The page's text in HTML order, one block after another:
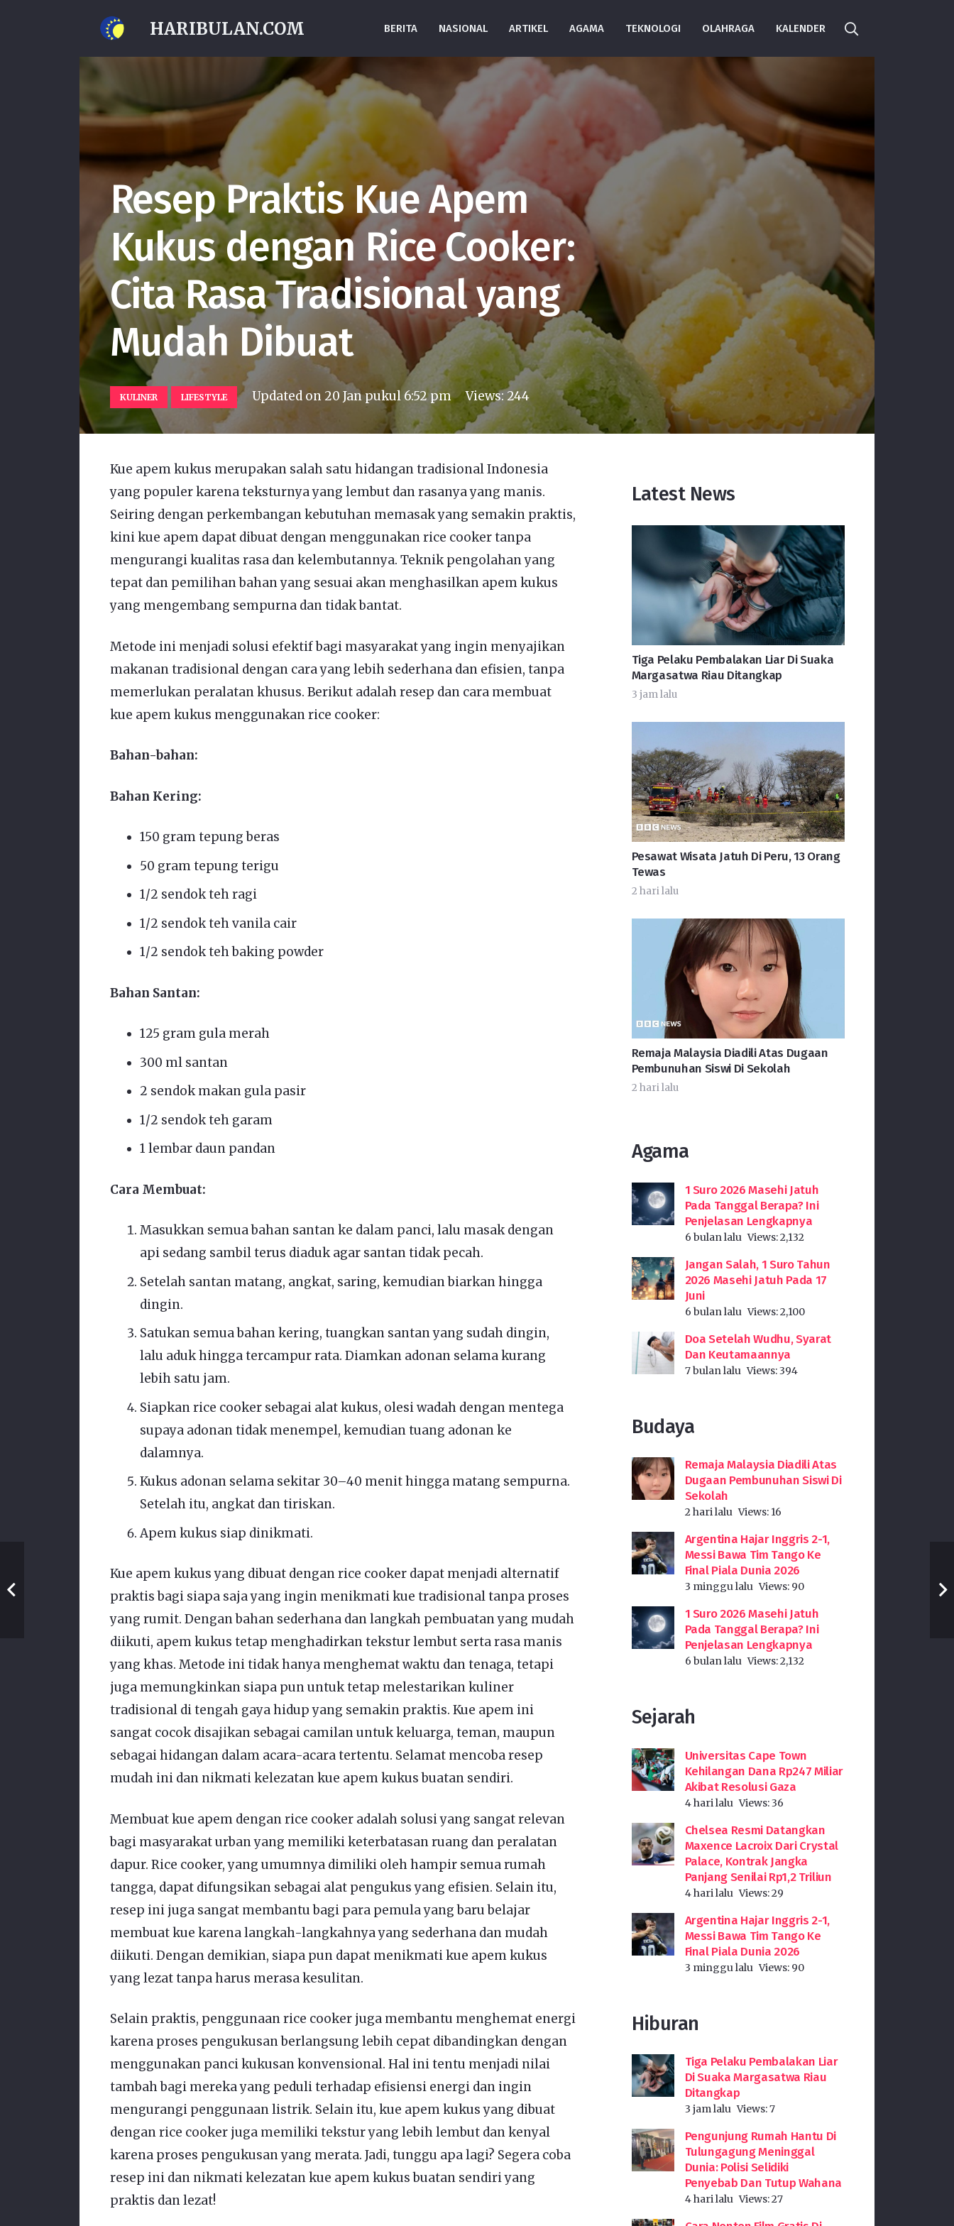
HARIBULAN.COM BERITA NASIONAL ARTIKEL AGAMA TEKNOLOGI OLAHRAGA KALENDER
Resep Praktis Kue Apem
Kukus dengan Rice Cooker:
Cita Rasa Tradisional yang
Mudah Dibuat
KULINER LIFESTYLE Updated on 20 Jan pukul 6:52 pm Views: 244
Kue apem kukus merupakan salah satu hidangan tradisional Indonesia
yang populer karena teksturnya yang lembut dan rasanya yang manis.
Seiring dengan perkembangan kebutuhan memasak yang semakin praktis,
kini kue apem dapat dibuat dengan menggunakan rice cooker tanpa
mengurangi kualitas rasa dan kelembutannya. Teknik pengolahan yang
tepat dan pemilihan bahan yang sesuai akan menghasilkan apem kukus
yang mengembang sempurna dan tidak bantat.
Metode ini menjadi solusi efektif bagi masyarakat yang ingin menyajikan
makanan tradisional dengan cara yang lebih sederhana dan efisien, tanpa
memerlukan peralatan khusus. Berikut adalah resep dan cara membuat
kue apem kukus menggunakan rice cooker:
Bahan-bahan:
Bahan Kering:
150 gram tepung beras
50 gram tepung terigu
1/2 sendok teh ragi
1/2 sendok teh vanila cair
1/2 sendok teh baking powder
Bahan Santan:
125 gram gula merah
300 ml santan
2 sendok makan gula pasir
1/2 sendok teh garam
1 lembar daun pandan
Cara Membuat:
Masukkan semua bahan santan ke dalam panci, lalu masak dengan
api sedang sambil terus diaduk agar santan tidak pecah.
Setelah santan matang, angkat, saring, kemudian biarkan hingga
dingin.
Satukan semua bahan kering, tuangkan santan yang sudah dingin,
lalu aduk hingga tercampur rata. Diamkan adonan selama kurang
lebih satu jam.
Siapkan rice cooker sebagai alat kukus, olesi wadah dengan mentega
supaya adonan tidak menempel, kemudian tuang adonan ke
dalamnya.
Kukus adonan selama sekitar 30–40 menit hingga matang sempurna.
Setelah itu, angkat dan tiriskan.
Apem kukus siap dinikmati.
Kue apem kukus yang dibuat dengan rice cooker dapat menjadi alternatif
praktis bagi siapa saja yang ingin menikmati kue tradisional tanpa proses
yang rumit. Dengan bahan sederhana dan langkah pembuatan yang mudah
diikuti, apem kukus tetap menghadirkan tekstur lembut serta rasa manis
yang khas. Metode ini tidak hanya menghemat waktu dan tenaga, tetapi
juga memungkinkan siapa pun untuk tetap melestarikan kuliner
tradisional di tengah gaya hidup yang semakin praktis. Kue apem ini
sangat cocok disajikan sebagai camilan untuk keluarga, teman, maupun
sebagai hidangan dalam acara-acara tertentu. Selamat mencoba resep
mudah ini dan nikmati kelezatan kue apem kukus buatan sendiri.
Membuat kue apem dengan rice cooker adalah solusi yang sangat relevan
bagi masyarakat urban yang memiliki keterbatasan ruang dan peralatan
dapur. Rice cooker, yang umumnya dimiliki oleh hampir semua rumah
tangga, dapat difungsikan sebagai alat pengukus yang efisien. Selain itu,
resep ini juga sangat membantu bagi para pemula yang baru belajar
membuat kue karena langkah-langkahnya yang sederhana dan mudah
diikuti. Dengan demikian, siapa pun dapat menikmati kue apem kukus
yang lezat tanpa harus merasa kesulitan.
Selain praktis, penggunaan rice cooker juga membantu menghemat energi
karena proses pengukusan berlangsung lebih cepat dibandingkan dengan
menggunakan panci kukusan konvensional. Hal ini tentu menjadi nilai
tambah bagi mereka yang peduli terhadap efisiensi energi dan ingin
mengurangi penggunaan listrik. Selain itu, kue apem kukus yang dibuat
dengan rice cooker juga memiliki tekstur yang lebih lembut dan kenyal
karena proses pengukusan yang merata. Jadi, tunggu apa lagi? Segera coba
resep ini dan nikmati kelezatan kue apem kukus buatan sendiri yang
praktis dan lezat!
Latest News
Tiga Pelaku Pembalakan Liar Di Suaka
Margasatwa Riau Ditangkap
3 jam lalu
Pesawat Wisata Jatuh Di Peru, 13 Orang
Tewas
2 hari lalu
Remaja Malaysia Diadili Atas Dugaan
Pembunuhan Siswi Di Sekolah
2 hari lalu
Agama
1 Suro 2026 Masehi Jatuh
Pada Tanggal Berapa? Ini
Penjelasan Lengkapnya
6 bulan lalu Views:2,132
Jangan Salah, 1 Suro Tahun
2026 Masehi Jatuh Pada 17
Juni
6 bulan lalu Views:2,100
Doa Setelah Wudhu, Syarat
Dan Keutamaannya
7 bulan lalu Views:394
Budaya
Remaja Malaysia Diadili Atas
Dugaan Pembunuhan Siswi Di
Sekolah
2 hari lalu Views: 16
Argentina Hajar Inggris 2-1,
Messi Bawa Tim Tango Ke
Final Piala Dunia 2026
3 minggu lalu Views: 90
1 Suro 2026 Masehi Jatuh
Pada Tanggal Berapa? Ini
Penjelasan Lengkapnya
6 bulan lalu Views:2,132
Sejarah
Universitas Cape Town
Kehilangan Dana Rp247 Miliar
Akibat Resolusi Gaza
4 hari lalu Views:36
Chelsea Resmi Datangkan
Maxence Lacroix Dari Crystal
Palace, Kontrak Jangka
Panjang Senilai Rp1,2 Triliun
4 hari lalu Views:29
Argentina Hajar Inggris 2-1,
Messi Bawa Tim Tango Ke
Final Piala Dunia 2026
3 minggu lalu Views: 90
Hiburan
Tiga Pelaku Pembalakan Liar
Di Suaka Margasatwa Riau
Ditangkap
3 jam lalu Views:7
Pengunjung Rumah Hantu Di
Tulungagung Meninggal
Dunia: Polisi Selidiki
Penyebab Dan Tutup Wahana
4 hari lalu Views:27